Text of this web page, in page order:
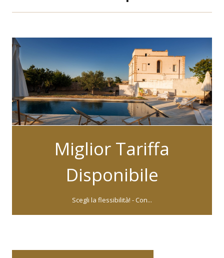
Miglior Tariffa
Disponibile
Scegli la flessibilità! - Con...